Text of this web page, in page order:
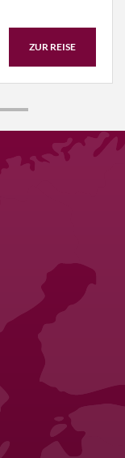
ZUR REISE